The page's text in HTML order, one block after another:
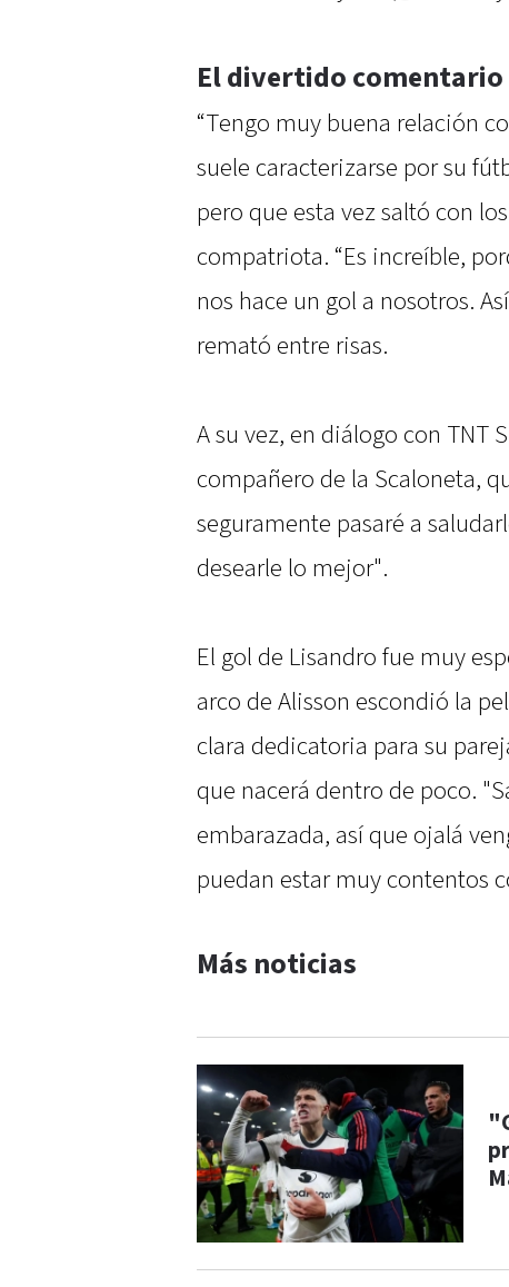
El divertido comentario
“Tengo muy buena relación
suele caracterizarse por su
pero que esta vez saltó con
compatriota. “Es increíble,
nos hace un gol a nosotros.
remató entre risas.
A su vez, en diálogo con TNT
compañero de la Scaloneta,
seguramente pasaré a
desearle lo mejor".
El gol de Lisandro fue muy
arco de Alisson escondió la
clara dedicatoria para su
que nacerá dentro de poco.
embarazada, así que ojalá
puedan estar muy contentos
Más noticias